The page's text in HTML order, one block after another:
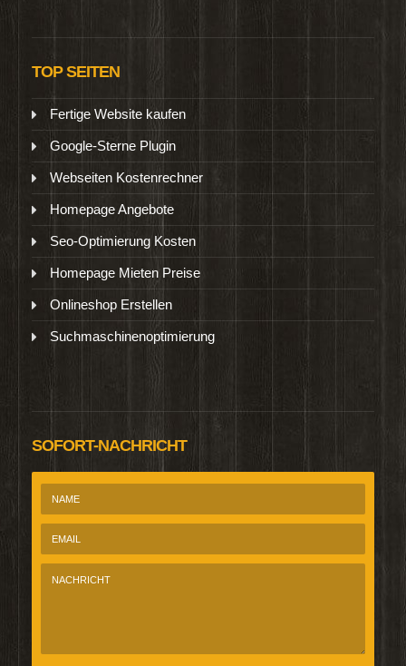
TOP SEITEN
Fertige Website kaufen
Google-Sterne Plugin
Webseiten Kostenrechner
Homepage Angebote
Seo-Optimierung Kosten
Homepage Mieten Preise
Onlineshop Erstellen
Suchmaschinenoptimierung
SOFORT-NACHRICHT